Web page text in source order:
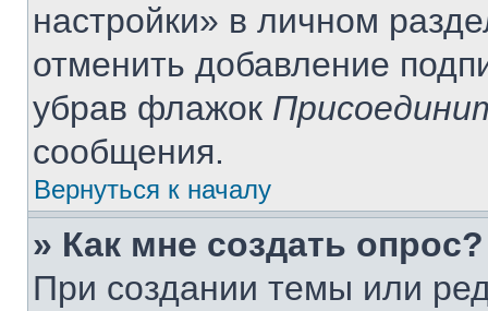
настройки» в личном
отменить добавление
убрав флажок
сообщения.
Вернуться к началу
» Как мне создать опрос?
При создании темы или